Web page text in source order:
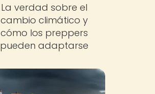
La verdad sobre el
cambio climático y
cómo los preppers
pueden adaptarse